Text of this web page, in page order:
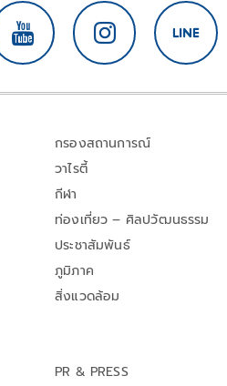
กรองสถานการณ์
วาไรตี้
กีฬา
ท่องเที่ยว – ศิลปวัฒนธรรม
ประชาสัมพันธ์
ภูมิภาค
สิ่งแวดล้อม
PR & PRESS